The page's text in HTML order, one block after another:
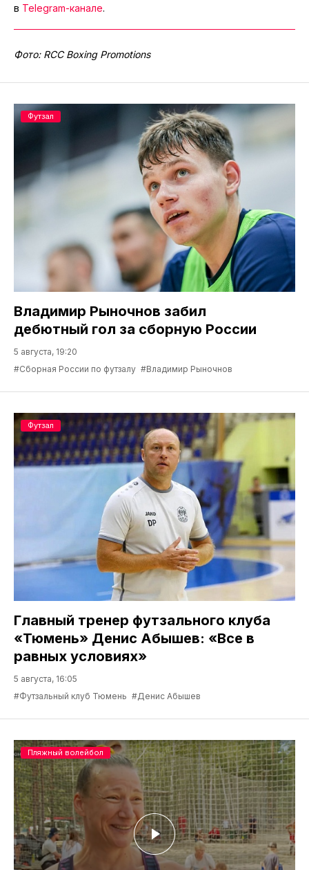
в Telegram-канале.
Фото: RCC Boxing Promotions
Владимир Рыночнов забил
дебютный гол за сборную России
5 августа, 19:20
#Сборная России по футзалу #Владимир Рыночнов
Футзал
Главный тренер футзального клуба
«Тюмень» Денис Абышев: «Все в
равных условиях»
5 августа, 16:05
#Футзальный клуб Тюмень #Денис Абышев
Футзал
Пляжный волейбол